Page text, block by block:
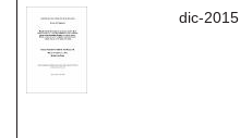
dic-2015